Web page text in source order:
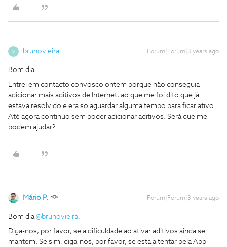
B brunovieira Forum|Forum|3 years ago
Bom dia
Entrei em contacto convosco ontem porque não conseguia
adicionar mais aditivos de Internet, ao que me foi dito que já
estava resolvido e era so aguardar alguma tempo para ficar ativo.
Até agora continuo sem poder adicionar aditivos. Será que me
podem ajudar?
Mário P. Forum|Forum|3 years ago
Bom dia@brunovieira,
Diga-nos, por favor, se a dificuldade ao ativar aditivos ainda se
mantem. Se sim, diga-nos, por favor, se está a tentar pela App